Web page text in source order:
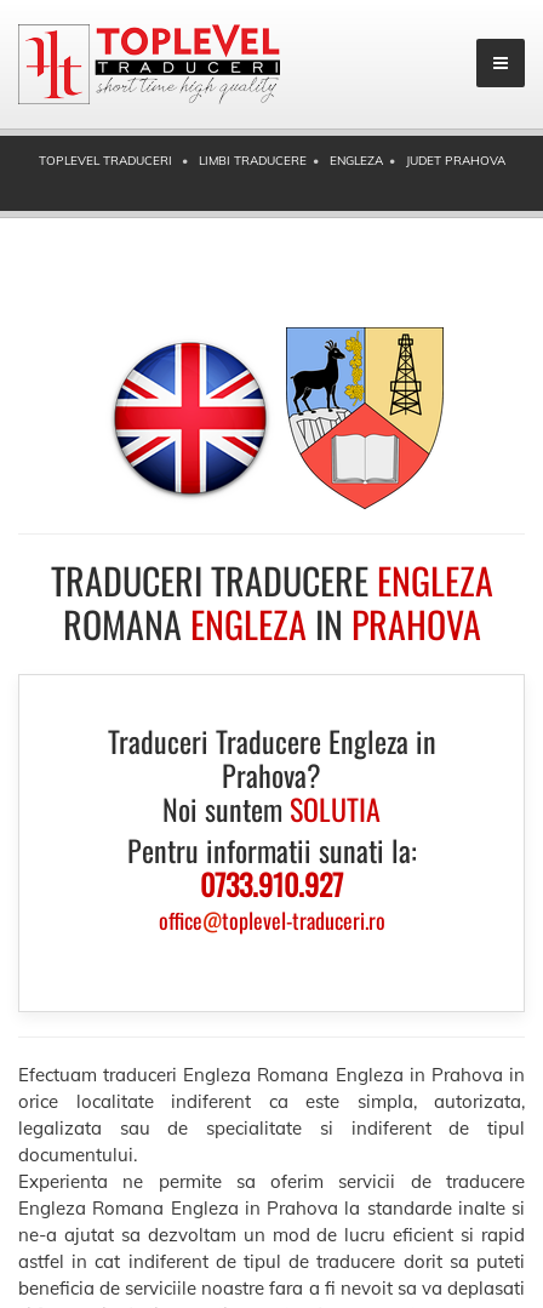
TOPLEVEL TRADUCERI LIMBI TRADUCERE ENGLEZA JUDET PRAHOVA
TRADUCERI TRADUCEREENGLEZA
ROMANA ENGLEZA IN PRAHOVA
Traduceri Traducere Engleza in
Prahova?
Noi suntem SOLUTIA
Pentru informatii sunati la:
0733.910.927
office@toplevel-traduceri.ro
Efectuam traduceri Engleza Romana Engleza in Prahova in
orice localitate indiferent ca este simpla, autorizata,
legalizata sau de specialitate si indiferent de tipul
documentului.
Experienta ne permite sa oferim servicii de traducere
Engleza Romana Engleza in Prahova la standarde inalte si
ne-a ajutat sa dezvoltam un mod de lucru eficient si rapid
astfel in cat indiferent de tipul de traducere dorit sa puteti
beneficia de serviciile noastre fara a fi nevoit sa va deplasati